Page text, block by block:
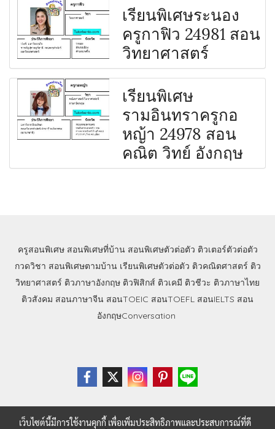
เรียนพิเศษระนอง
ครูกาฟิว 24981 สอน
วิทยาศาสตร์
เรียนพิเศษ
รามอินทราครูกอ
หญ้า 24978 สอน
คณิต วิทย์ อังกฤษ
ครูสอนพิเศษ สอนพิเศษที่บ้าน สอนพิเศษตัวต่อตัว ติวเตอร์ตัวต่อตัว
กวดวิชา สอนพิเศษตามบ้าน เรียนพิเศษตัวต่อตัว ติวคณิตศาสตร์ ติว
วิทยาศาสตร์ ติวภาษาอังกฤษ ติวฟิสิกส์ ติวเคมี ติวชีวะ ติวภาษาไทย
ติวสังคม สอนภาษาจีน สอนTOEIC สอนTOEFL สอนIELTS สอน
อังกฤษConversation
เว็บไซต์นี้มีการใช้งานคุกกี้ เพื่อเพิ่มประสิทธิภาพและประสบการณ์ที่ดี